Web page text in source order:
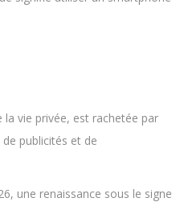
vie privée, est rachetée par
publicités et de
une renaissance sous le signe